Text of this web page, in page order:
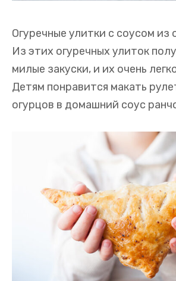
Огуречные улитки с соусом из
Из этих огуречных улиток
милые закуски, и их очень
Детям понравится макать
огурцов в домашний соус